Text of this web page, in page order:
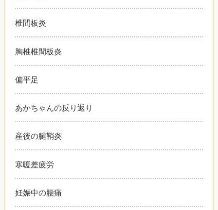
椎間板炎
胸椎椎間板炎
偏平足
あかちゃんの反り返り
産後の腱鞘炎
寒暖差疲労
妊娠中の腰痛